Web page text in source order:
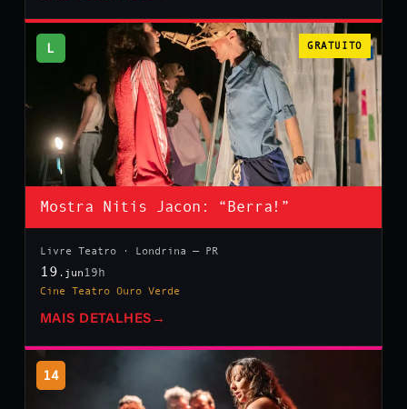
L GRATUITO
Mostra Nitis Jacon: “Berra!”
Livre Teatro · Londrina — PR
19 .jun 19h
Cine Teatro Ouro Verde
MAIS DETALHES →
14